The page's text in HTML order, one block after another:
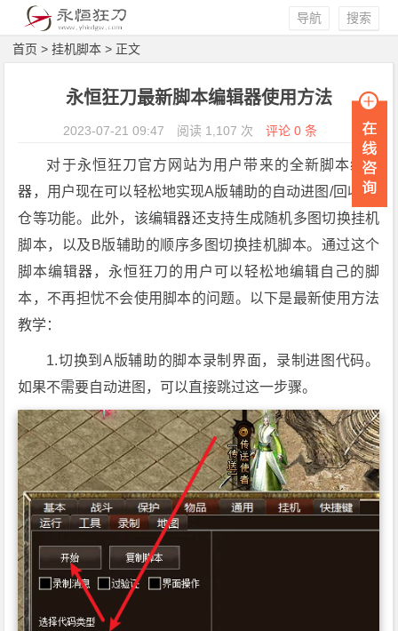
搜索
导航
首页 >挂机脚本 > 正文
永恒狂刀最新脚本编辑器使用方法
2023-07-21 09:47 阅读 1,107 次 评论 0 条
对于永恒狂刀官方网站为用户带来的全新脚本编辑
器，用户现在可以轻松地实现A版辅助的自动进图/回收/存
仓等功能。此外，该编辑器还支持生成随机多图切换挂机
脚本，以及B版辅助的顺序多图切换挂机脚本。通过这个
脚本编辑器，永恒狂刀的用户可以轻松地编辑自己的脚
本，不再担忧不会使用脚本的问题。以下是最新使用方法
教学：
1.切换到A版辅助的脚本录制界面，录制进图代码。
如果不需要自动进图，可以直接跳过这一步骤。